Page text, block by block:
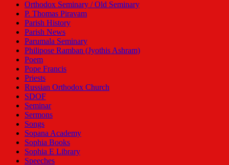
Orthodox Seminary / Old Seminary
P. Thomas Piravam
Parish History
Parish News
Parumala Seminary
Philipose Ramban (Jyothis Ashram)
Poem
Pope Francis
Priests
Russian Orthodox Church
SDOF
Seminar
Sermons
Songs
Sopana Academy
Sophia Books
Sophia E Library
Speeches